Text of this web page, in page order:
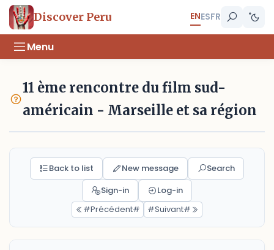
Discover Peru ENESFR
Menu
11 ème rencontre du film sud-
américain - Marseille et sa région
Back to list New message
Search
Sign-in
Log-in
#Précédent#
#Suivant#